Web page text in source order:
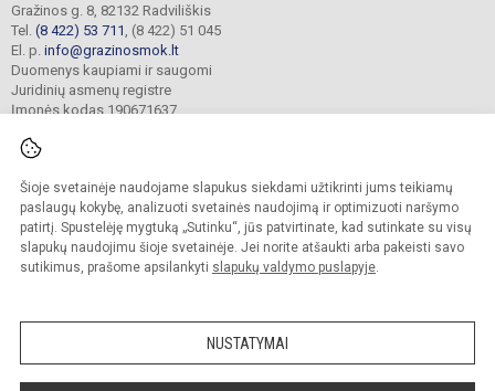
Šioje svetainėje naudojame slapukus siekdami užtikrinti jums teikiamų
paslaugų kokybę, analizuoti svetainės naudojimą ir optimizuoti naršymo
patirtį. Spustelėję mygtuką „Sutinku“, jūs patvirtinate, kad sutinkate su visų
slapukų naudojimu šioje svetainėje. Jei norite atšaukti arba pakeisti savo
sutikimus, prašome apsilankyti slapukų valdymo puslapyje.
NUSTATYMAI
Gražinos g. 8, 82132 Radviliškis
Tel. (8 422) 53 711 , (8 422) 51 045
El. p. info@grazinosmok.lt
Duomenys kaupiami ir saugomi
Juridinių asmenų registre
Įmonės kodas 190671637
© 2022. Radviliškio Gražinos pagrindinė mokykla. Visos teisės saugomos.
Kopijuoti turinį be raštiško įstaigos administracijos sutikimo griežtai draudžiama.
Prieinamumo paraiška Slapukų valdymas
Sumanus būdas atnaujinti